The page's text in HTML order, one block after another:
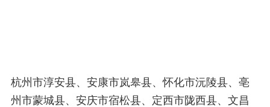
杭州市淳安县、安康市岚皋县、怀化市沅陵县、亳
州市蒙城县、安庆市宿松县、定西市陇西县、文昌